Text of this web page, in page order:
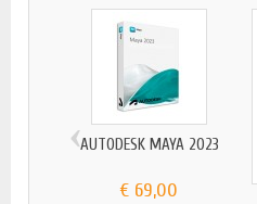
AUTODESK MAYA 2023
€ 69,00
‹